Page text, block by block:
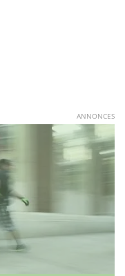
ANNONCES